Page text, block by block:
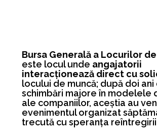
Bursa Generală a Locurilor
este locul unde angajatorii
interacționează direct cu
locului de muncă; după doi ani
schimbări majore în modelele
ale companiilor, aceștia au
evenimentul organizat
trecută cu speranța